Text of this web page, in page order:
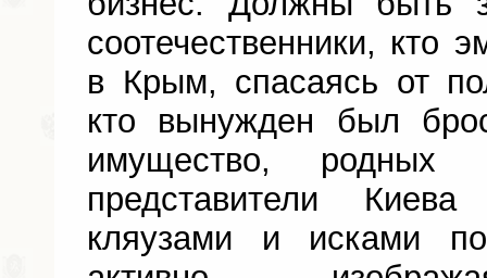
соотечественники, кто
в Крым, спасаясь от
кто вынужден был
имущество, родных
представители
кляузами и исками